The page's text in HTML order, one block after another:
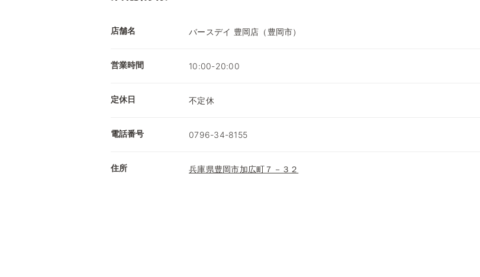
店舗名 バースデイ 豊岡店（豊岡市）
営業時間 10:00-20:00
定休日 不定休
電話番号 0796-34-8155
住所 兵庫県豊岡市加広町７－３２